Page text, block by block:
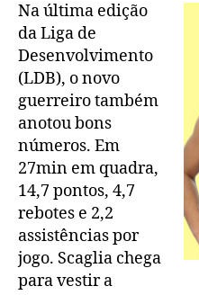
Na última edição
da Liga de
Desenvolvimento
(LDB), o novo
guerreiro também
anotou bons
números. Em
27min em quadra,
14,7 pontos, 4,7
rebotes e 2,2
assistências por
jogo. Scaglia chega
para vestir a